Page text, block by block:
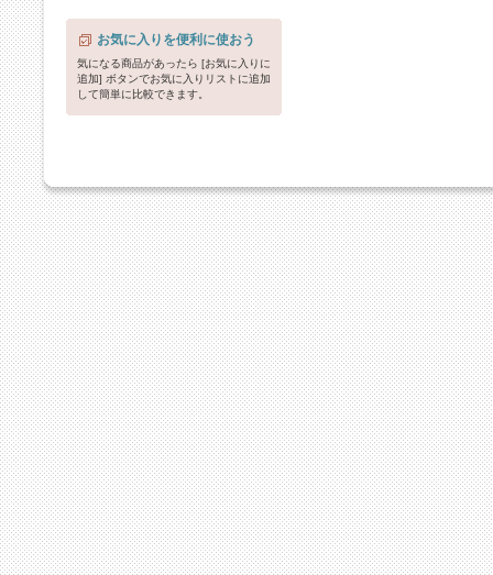
お気に入りを便利に使おう
気になる商品があったら [お気に入りに
追加] ボタンでお気に入りリストに追加
して簡単に比較できます。